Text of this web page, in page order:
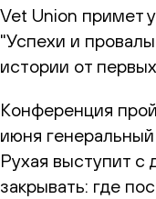
Vet Union примет
"Успехи и
истории от
Конференция
июня
Рухая выступит с
закрывать: где